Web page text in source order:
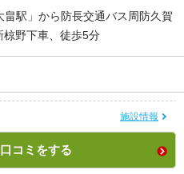
畠駅」から防長交通バス周防久賀
椋野下車、徒歩5分
施設情報
コミをする